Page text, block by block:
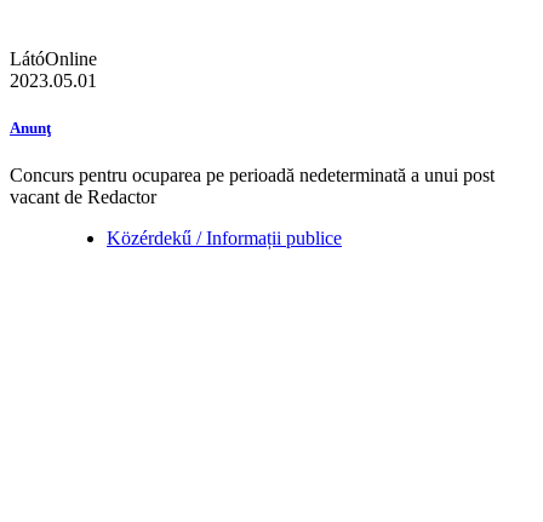
LátóOnline
2023.05.01
Anunţ
Concurs pentru ocuparea pe perioadă nedeterminată a unui post
vacant de Redactor
Közérdekű / Informații publice